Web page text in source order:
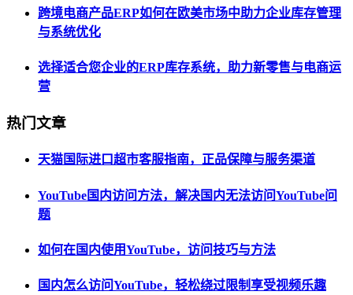
跨境电商产品ERP如何在欧美市场中助力企业库存管理
与系统优化
选择适合您企业的ERP库存系统，助力新零售与电商运
营
热门文章
天猫国际进口超市客服指南，正品保障与服务渠道
YouTube国内访问方法，解决国内无法访问YouTube问
题
如何在国内使用YouTube，访问技巧与方法
国内怎么访问YouTube，轻松绕过限制享受视频乐趣